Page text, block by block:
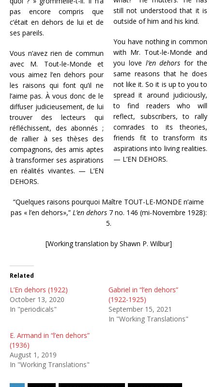
pas encore compris que
c’était en dehors de lui et de
ses pareils.
Vous n’avez rien de commun
avec M. Tout-le-Monde et
vous aimez l’en dehors pour
les raisons qui font qu’il ne
l’aime pas. À vous donc de le
diffuser judicieusement, de lui
trouver des lecteurs qui
réfléchissent, des abonnés ;
de rallier à ses thèses des
compagnons, des amis aptes
à transformer ses aspirations
en réalités vivantes. — L’EN
DEHORS.
still not understood that it is
outside of him and his kind.
You have nothing in common
with Mr. Tout-le-Monde and
you love l’en dehors for the
same reasons that he does
not like it. So it is up to you to
spread it around judiciously,
to find readers who will
reflect, subscribers, to rally
comrades to its theories,
friends fit to transform its
aspirations into living realities.
— L’EN DEHORS.
“Quelques raisons pourquoi Maître TOUT-LE-MONDE n’aime
pas « l’en dehors»,” L’en dehors7 no. 146 (mi-Novembre 1928):
5.
[Working translation by Shawn P. Wilbur]
Related
L’En dehors (1922)
October 13, 2020
In "periodicals"
Gabriel in “l’en dehors”
(1922-1925)
September 15, 2021
In "Working Translations"
E. Armand in “l’en dehors”
(1936)
August 1, 2019
In "Working Translations"